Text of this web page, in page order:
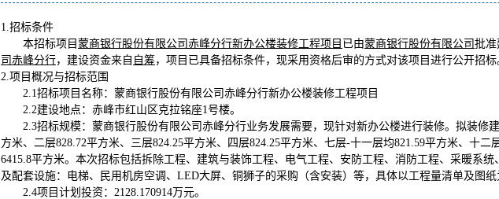
1.招标条件
本招标项目 蒙商银行股份有限公司赤峰分行新办公楼装修工程项目 已由蒙商银行股份有限公司 批准
司赤峰分行，建设资金来自 自筹，项目已具备招标条件，现采用资格后审的方式对该项目进行公开招标
2.项目概况与招标范围
2.1招标项目名称： 蒙商银行股份有限公司赤峰分行新办公楼装修工程项目
2.2建设地点： 赤峰市红山区克拉铭座1号楼。
2.3招标规模：蒙商银行股份有限公司赤峰分行业务发展需要，现针对新办公楼进行装修。拟装修
方米、二层828.72平方米、三层824.25平方米、四层824.25平方米、七层-十一层均821.59平方米、十二
6415.8平方米。本次招标包括拆除工程、建筑与装饰工程、电气工程、安防工程、消防工程、采暖系
及配套设施：电梯、民用机房空调、LED大屏、铜狮子的采购（含安装）等，具体以工程量清单及图纸
2.4项目计划投资：2128.170914万元。